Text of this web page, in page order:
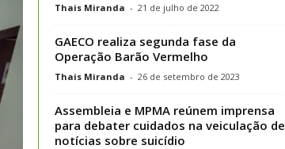
Thais Miranda - 21 de julho de 2022
GAECO realiza segunda fase da
Operação Barão Vermelho
Thais Miranda - 26 de setembro de 2023
Assembleia e MPMA reúnem imprensa
para debater cuidados na veiculação de
notícias sobre suicídio